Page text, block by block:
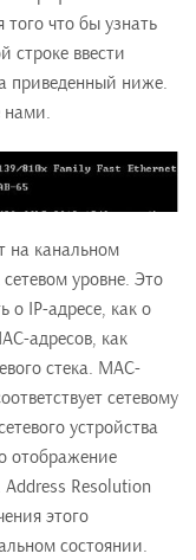
что бы узнать
строке ввести
приведенный ниже.
нами.
на канальном
уровне. Это
IP-адресе, как о
адресов, как
стека. МАС-
сетевому
устройства
отображение
Resolution
этого
состоянии.